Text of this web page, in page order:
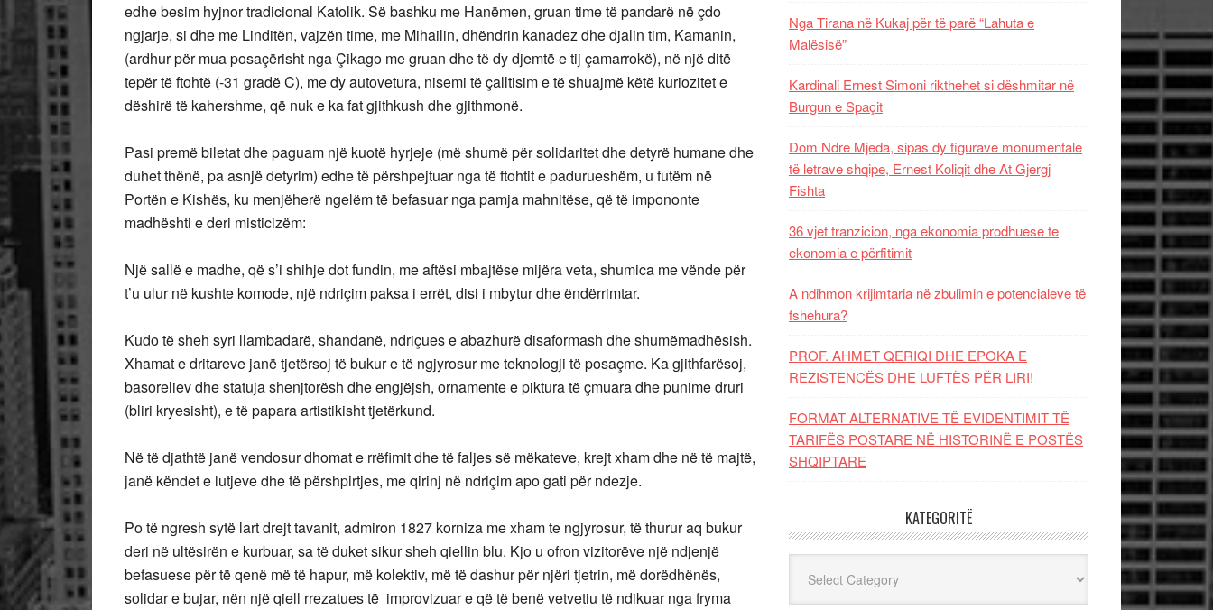
edhe besim hyjnor tradicional Katolik. Së bashku me Hanëmen, gruan time të pandarë në çdo
ngjarje, si dhe me Linditën, vajzën time, me Mihailin, dhëndrin kanadez dhe djalin tim, Kamanin,
(ardhur për mua posaçërisht nga Çikago me gruan dhe të dy djemtë e tij çamarrokë), në një ditë
tepër të ftohtë (-31 gradë C), me dy autovetura, nisemi të çalltisim e të shuajmë këtë kuriozitet e
dëshirë të kahershme, që nuk e ka fat gjithkush dhe gjithmonë.
Pasi premë biletat dhe paguam një kuotë hyrjeje (më shumë për solidaritet dhe detyrë humane dhe
duhet thënë, pa asnjë detyrim) edhe të përshpejtuar nga të ftohtit e padurueshëm, u futëm në
Portën e Kishës, ku menjëherë ngelëm të befasuar nga pamja mahnitëse, që të impononte
madhështi e deri misticizëm:
Një sallë e madhe, që s’i shihje dot fundin, me aftësi mbajtëse mijëra veta, shumica me vënde për
t’u ulur në kushte komode, një ndriçim paksa i errët, disi i mbytur dhe ëndërrimtar.
Kudo të sheh syri llambadarë, shandanë, ndriçues e abazhurë disaformash dhe shumëmadhësish.
Xhamat e dritareve janë tjetërsoj të bukur e të ngjyrosur me teknologji të posaçme. Ka gjithfarësoj,
basoreliev dhe statuja shenjtorësh dhe engjëjsh, ornamente e piktura të çmuara dhe punime druri
(bliri kryesisht), e të papara artistikisht tjetërkund.
Në të djathtë janë vendosur dhomat e rrëfimit dhe të faljes së mëkateve, krejt xham dhe në të majtë,
janë këndet e lutjeve dhe të përshpirtjes, me qirinj në ndriçim apo gati për ndezje.
Po të ngresh sytë lart drejt tavanit, admiron 1827 korniza me xham te ngjyrosur, të thurur aq bukur
deri në ultësirën e kurbuar, sa të duket sikur sheh qiellin blu. Kjo u ofron vizitorëve një ndjenjë
befasuese për të qenë më të hapur, më kolektiv, më të dashur për njëri tjetrin, më dorëdhënës,
solidar e bujar, nën një qiell rrezatues të improvizuar e që të benë vetvetiu të ndikuar nga fryma
Nga Tirana në Kukaj për të parë “Lahuta e
Malësisë”
Kardinali Ernest Simoni rikthehet si dëshmitar në
Burgun e Spaçit
Dom Ndre Mjeda, sipas dy figurave monumentale
të letrave shqipe, Ernest Koliqit dhe At Gjergj
Fishta
36 vjet tranzicion, nga ekonomia prodhuese te
ekonomia e përfitimit
A ndihmon krijimtaria në zbulimin e potencialeve të
fshehura?
PROF. AHMET QERIQI DHE EPOKA E
REZISTENCЁS DHE LUFTЁS PЁR LIRI!
FORMAT ALTERNATIVE TË EVIDENTIMIT TË
TARIFËS POSTARE NË HISTORINË E POSTËS
SHQIPTARE
KATEGORITË